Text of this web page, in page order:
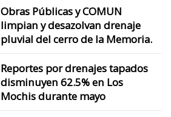
Obras Públicas y COMUN
limpian y desazolvan drenaje
pluvial del cerro de la Memoria.
Reportes por drenajes tapados
disminuyen 62.5% en Los
Mochis durante mayo